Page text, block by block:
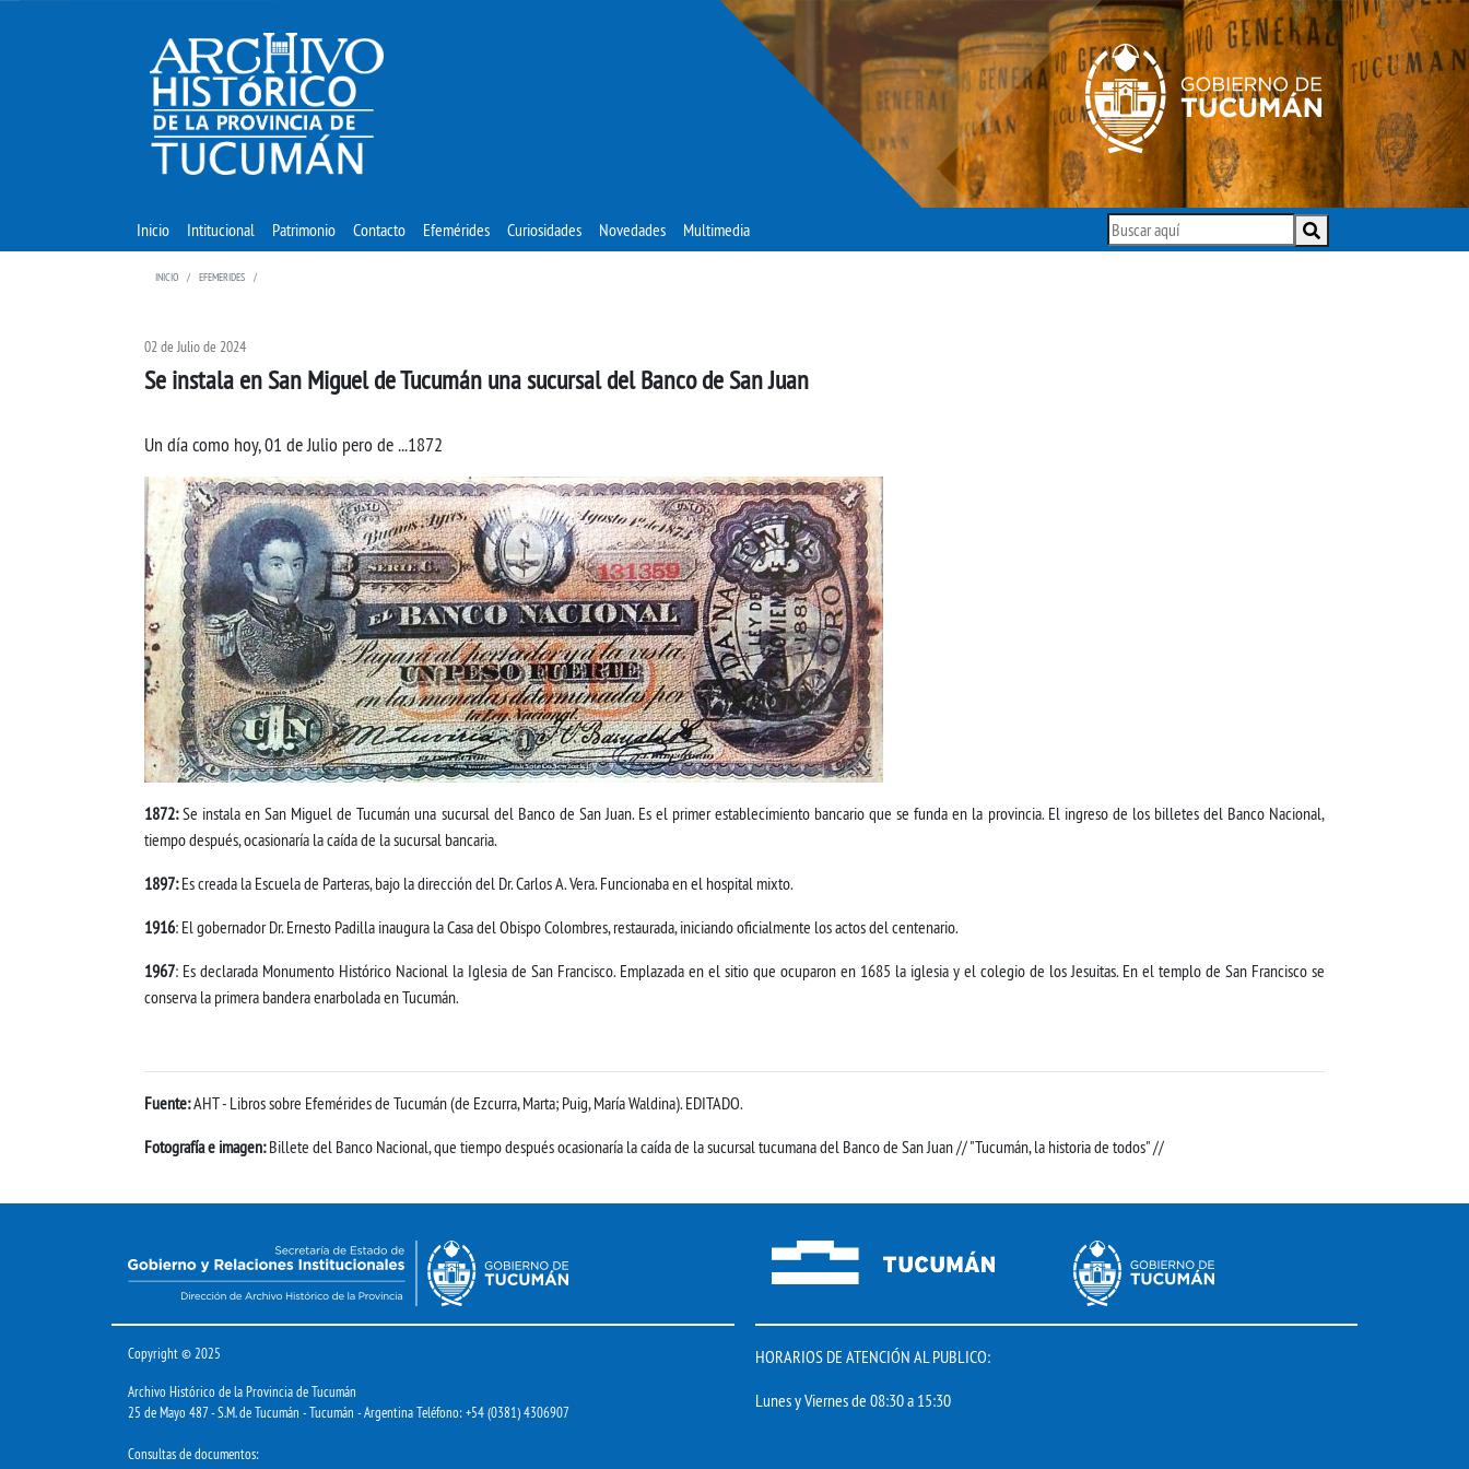
Inicio Intitucional Patrimonio Contacto Efemérides Curiosidades Novedades Multimedia
INICIO EFEMERIDES
02 de Julio de 2024
Se instala en San Miguel de Tucumán una sucursal del Banco de San Juan
Un día como hoy, 01 de Julio pero de ...1872
1872:Se instala en San Miguel de Tucumán una sucursal del Banco de San Juan. Es el primer establecimiento bancario que se funda en la provincia. El ingreso de los billetes del Banco Nacional,
tiempo después, ocasionaría la caída de la sucursal bancaria.
1897:Es creada la Escuela de Parteras, bajo la dirección del Dr. Carlos A. Vera. Funcionaba en el hospital mixto.
1916: El gobernador Dr. Ernesto Padilla inaugura la Casa del Obispo Colombres, restaurada, iniciando oficialmente los actos del centenario.
1967: Es declarada Monumento Histórico Nacional la Iglesia de San Francisco. Emplazada en el sitio que ocuparon en 1685 la iglesia y el colegio de los Jesuitas. En el templo de San Francisco se
conserva la primera bandera enarbolada en Tucumán.
Fuente:AHT - Libros sobre Efemérides de Tucumán (de Ezcurra, Marta; Puig, María Waldina). EDITADO.
Fotografía e imagen:Billete del Banco Nacional, que tiempo después ocasionaría la caída de la sucursal tucumana del Banco de San Juan // "Tucumán, la historia de todos" //
Copyright © 2025
Archivo Histórico de la Provincia de Tucumán
25 de Mayo 487 - S.M. de Tucumán - Tucumán - Argentina Teléfono: +54 (0381) 4306907
Consultas de documentos:
HORARIOS DE ATENCIÓN AL PUBLICO:
Lunes y Viernes de 08:30 a 15:30